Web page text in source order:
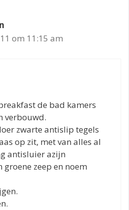
om 11:15 am
de bad kamers
verbouwd.
zwarte antislip tegels
op zit, met van alles al
antisluier azijn
zeep en noem